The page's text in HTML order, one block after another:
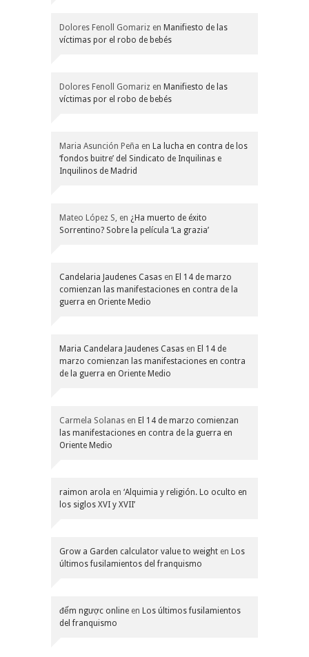
Dolores Fenoll Gomariz en Manifiesto de las
víctimas por el robo de bebés
Dolores Fenoll Gomariz en Manifiesto de las
víctimas por el robo de bebés
Maria Asunción Peña en La lucha en contra de los
‘fondos buitre’ del Sindicato de Inquilinas e
Inquilinos de Madrid
Mateo López S, en ¿Ha muerto de éxito
Sorrentino? Sobre la película ‘La grazia’
Candelaria Jaudenes Casas en El 14 de marzo
comienzan las manifestaciones en contra de la
guerra en Oriente Medio
Maria Candelara Jaudenes Casas en El 14 de
marzo comienzan las manifestaciones en contra
de la guerra en Oriente Medio
Carmela Solanas en El 14 de marzo comienzan
las manifestaciones en contra de la guerra en
Oriente Medio
raimon arola en ‘Alquimia y religión. Lo oculto en
los siglos XVI y XVII’
Grow a Garden calculator value to weight en Los
últimos fusilamientos del franquismo
đếm ngược online en Los últimos fusilamientos
del franquismo